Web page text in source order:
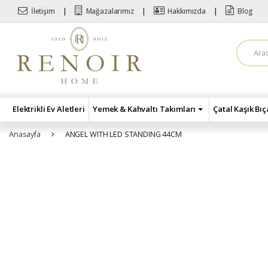
Skip to navigation
Skip to content
İletişim Mağazalarımız Hakkımızda Blog
A
r
a
Elektrikli Ev Aletleri Yemek & Kahvaltı Takımları Çatal Kaşık
Anasayfa ANGEL WITH LED STANDING 44CM